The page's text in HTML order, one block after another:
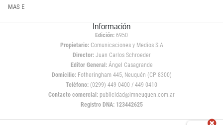
MAS E
Información
Edición: 6950
Propietario:Comunicaciones y Medios S.A
Director: Juan Carlos Schroeder
Editor General:Ángel Casagrande
Domicilio:Fotheringham 445, Neuquén (CP 8300)
Teléfono: (0299) 449 0400 / 449 0410
Contacto comercial: publicidad@lmneuquen.com.ar
Registro DNA: 123442625